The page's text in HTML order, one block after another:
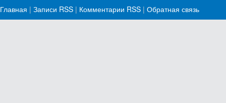
Главная | Записи RSS | Комментарии RSS | Обратная связь